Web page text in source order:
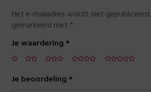
Het e-mailadres wordt niet gepubliceerd.
gemarkeerd met *
Je waardering*
Je beoordeling*